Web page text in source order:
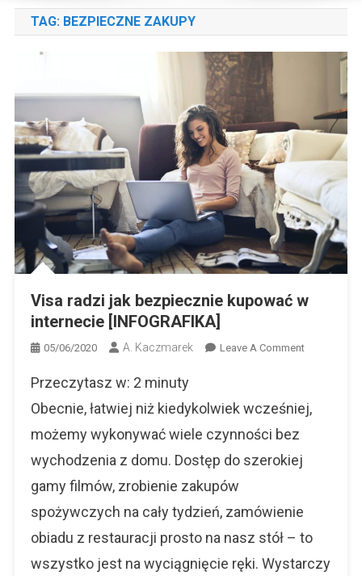
TAG: BEZPIECZNE ZAKUPY
Visa radzi jak bezpiecznie kupować w
internecie [INFOGRAFIKA]
05/06/2020 A. Kaczmarek Leave A CommentOn
Jak
Bezpiecznie
Przeczytasz w: 2 minuty
Obecnie, łatwiej niż kiedykolwiek wcześniej,
możemy wykonywać wiele czynności bez
wychodzenia z domu. Dostęp do szerokiej
gamy filmów, zrobienie zakupów
spożywczych na cały tydzień, zamówienie
obiadu z restauracji prosto na nasz stół – to
wszystko jest na wyciągnięcie ręki. Wystarczy